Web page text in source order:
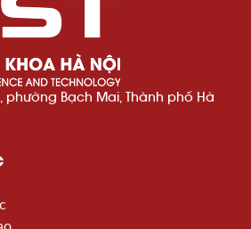
phường Bạch Mai, Thành phố Hà